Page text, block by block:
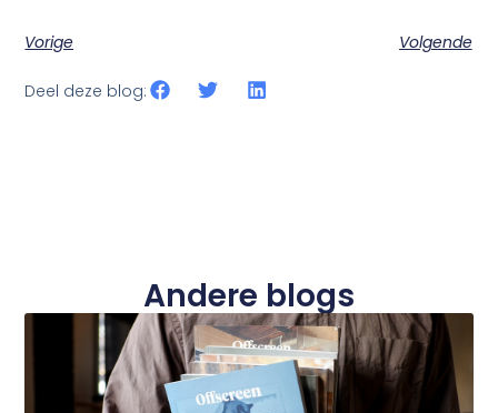
Vorige Volgende
Deel deze blog:
Andere blogs